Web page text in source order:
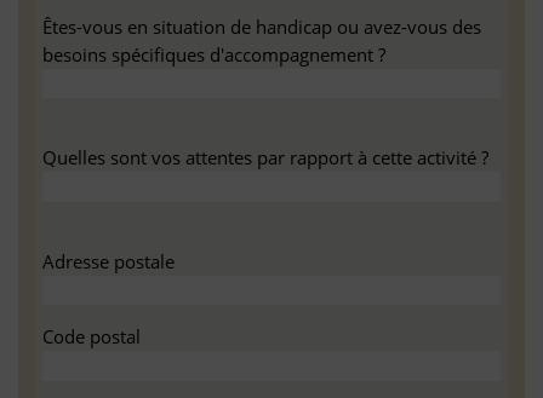
Êtes-vous en situation de handicap ou avez-vous des
besoins spécifiques d'accompagnement ?
Quelles sont vos attentes par rapport à cette activité ?
Adresse postale
Code postal